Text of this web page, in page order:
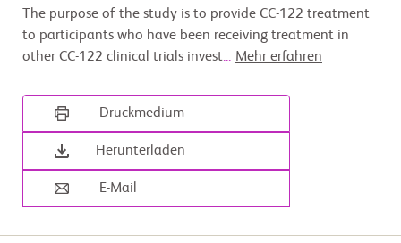
The purpose of the study is to provide CC-122 treatment
to participants who have been receiving treatment in
other CC-122 clinical trials invest... Mehr erfahren
Druckmedium
Herunterladen
E-Mail